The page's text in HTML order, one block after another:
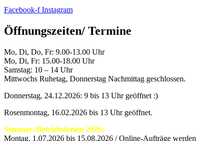
Facebook-f Instagram
Öffnungszeiten/ Termine
Mo, Di, Do, Fr: 9.00-13.00 Uhr
Mo, Di, Fr: 15.00-18.00 Uhr
Samstag: 10 – 14 Uhr
Mittwochs Ruhetag, Donnerstag Nachmittag geschlossen.
Donnerstag, 24.12.2026: 9 bis 13 Uhr geöffnet :)
Rosenmontag, 16.02.2026 bis 13 Uhr geöffnet.
Sommer-/Betriebsferien 2026:
Montag, 1.07.2026 bis 15.08.2026 / Online-Aufträge werden